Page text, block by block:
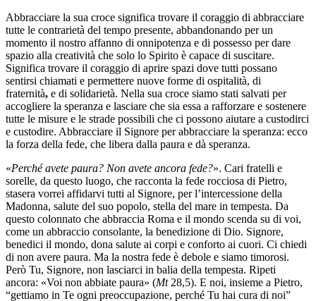
Abbracciare la sua croce significa trovare il coraggio di abbracciare
tutte le contrarietà del tempo presente, abbandonando per un
momento il nostro affanno di onnipotenza e di possesso per dare
spazio alla creatività che solo lo Spirito è capace di suscitare.
Significa trovare il coraggio di aprire spazi dove tutti possano
sentirsi chiamati e permettere nuove forme di ospitalità, di
fraternità, e di solidarietà. Nella sua croce siamo stati salvati per
accogliere la speranza e lasciare che sia essa a rafforzare e sostenere
tutte le misure e le strade possibili che ci possono aiutare a custodirci
e custodire. Abbracciare il Signore per abbracciare la speranza: ecco
la forza della fede, che libera dalla paura e dà speranza.
«Perché avete paura? Non avete ancora fede?». Cari fratelli e
sorelle, da questo luogo, che racconta la fede rocciosa di Pietro,
stasera vorrei affidarvi tutti al Signore, per l’intercessione della
Madonna, salute del suo popolo, stella del mare in tempesta. Da
questo colonnato che abbraccia Roma e il mondo scenda su di voi,
come un abbraccio consolante, la benedizione di Dio. Signore,
benedici il mondo, dona salute ai corpi e conforto ai cuori. Ci chiedi
di non avere paura. Ma la nostra fede è debole e siamo timorosi.
Però Tu, Signore, non lasciarci in balia della tempesta. Ripeti
ancora: «Voi non abbiate paura» (Mt28,5). E noi, insieme a Pietro,
“gettiamo in Te ogni preoccupazione, perché Tu hai cura di noi”